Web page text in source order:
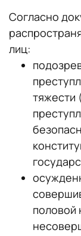
Согласно
лиц:
тяжести
половой